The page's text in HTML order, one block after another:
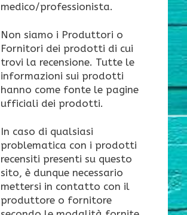
medico/professionista.
Non siamo i Produttori o
Fornitori dei prodotti di cui
trovi la recensione. Tutte le
informazioni sui prodotti
hanno come fonte le pagine
ufficiali dei prodotti.
In caso di qualsiasi
problematica con i prodotti
recensiti presenti su questo
sito, è dunque necessario
mettersi in contatto con il
produttore o fornitore